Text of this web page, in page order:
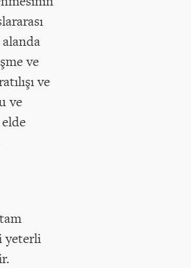
ve
ve
ve
yeterli